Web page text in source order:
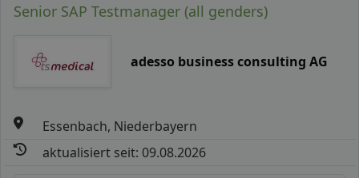
Senior SAP Testmanager (all genders)
adesso business consulting AG
Essenbach, Niederbayern
aktualisiert seit: 09.08.2026